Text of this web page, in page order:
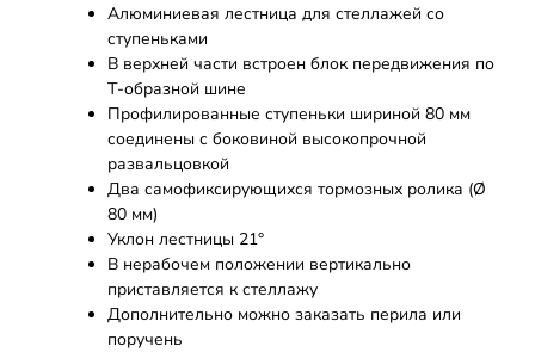
Алюминиевая лестница для стеллажей со
ступеньками
В верхней части встроен блок передвижения по
Т-образной шине
Профилированные ступеньки шириной 80 мм
соединены с боковиной высокопрочной
развальцовкой
Два самофиксирующихся тормозных ролика (Ø
80 мм)
Уклон лестницы 21°
В нерабочем положении вертикально
приставляется к стеллажу
Дополнительно можно заказать перила или
поручень